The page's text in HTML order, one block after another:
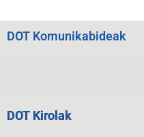
DOT Komunikabideak
DOT Kirolak